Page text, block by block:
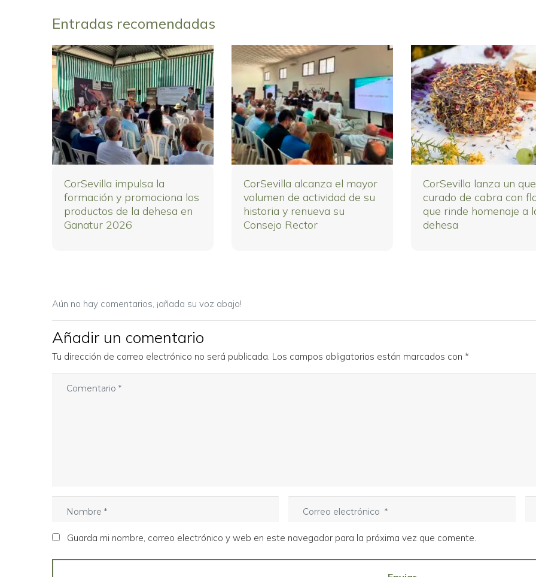
Entradas recomendadas
CorSevilla impulsa la
formación y promociona los
productos de la dehesa en
Ganatur 2026
CorSevilla alcanza el mayor
volumen de actividad de su
historia y renueva su
Consejo Rector
CorSevilla lanza un
curado de cabra con
que rinde homenaje a
dehesa
Aún no hay comentarios, ¡añada su voz abajo!
Añadir un comentario
Tu dirección de correo electrónico no será publicada. Los campos obligatorios están marcados con*
o
b
r
r
e
o
Guarda mi nombre, correo electrónico y web en este navegador para la próxima vez que comente.